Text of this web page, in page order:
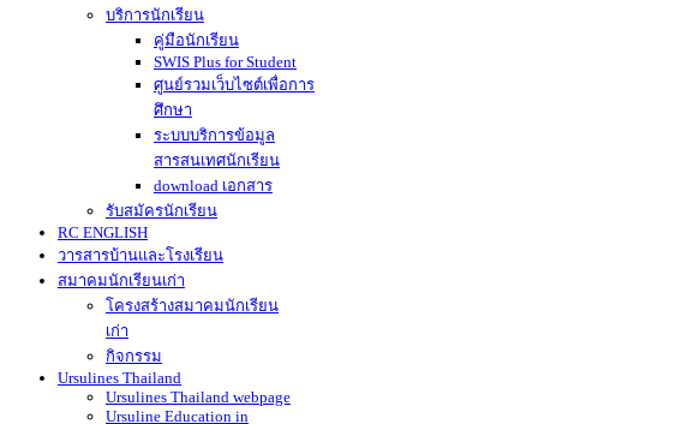
บริการนักเรียน
คู่มือนักเรียน
SWIS Plus for Student
ศูนย์รวมเว็บไซต์เพื่อการ
ศึกษา
ระบบบริการข้อมูล
สารสนเทศนักเรียน
download เอกสาร
รับสมัครนักเรียน
RC ENGLISH
วารสารบ้านและโรงเรียน
สมาคมนักเรียนเก่า
โครงสร้างสมาคมนักเรียน
เก่า
กิจกรรม
Ursulines Thailand
Ursulines Thailand webpage
Ursuline Education in